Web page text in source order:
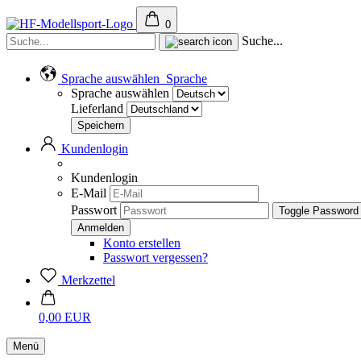
0
Suche...
Sprache auswählen Sprache
Sprache auswählen
Lieferland
Kundenlogin
Kundenlogin
E-Mail
Passwort
Toggle
Konto erstellen
Passwort vergessen?
Merkzettel
0,00 EUR
Menü